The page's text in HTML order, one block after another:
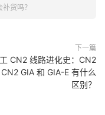
货吗？
下一篇
CN2 线路进化史：CN2
GIA 和 GIA-E 有什么
区别？